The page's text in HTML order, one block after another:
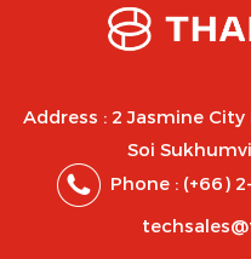
Address : 2 Jasmine
Soi
Phone : (+66)